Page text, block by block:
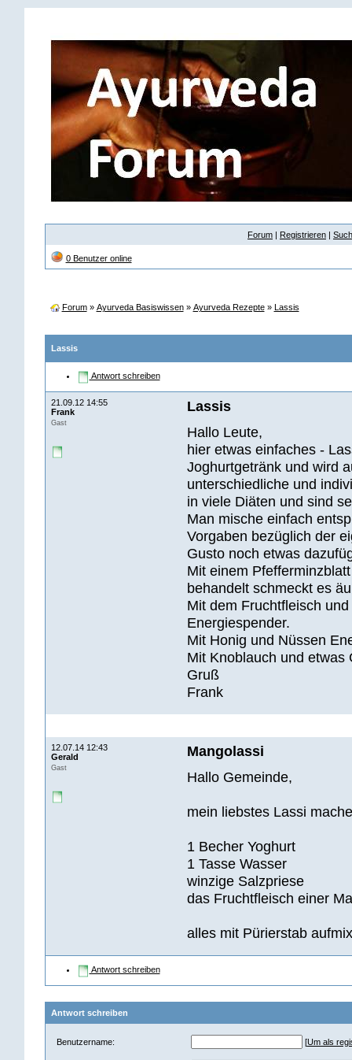
Forum | Registrieren |
0 Benutzer online
Forum» Ayurveda Basiswissen» Ayurveda Rezepte» Lassis
Lassis
Antwort schreiben
21.09.12 14:55
Frank
Gast
Lassis
Hallo Leute,
hier etwas einfaches -
Joghurtgetränk und wird
unterschiedliche und
in viele Diäten und sind
Man mische einfach
Vorgaben bezüglich der
Gusto noch etwas
Mit einem
behandelt schmeckt es
Mit dem Fruchtfleisch
Energiespender.
Mit Honig und Nüssen
Mit Knoblauch und etwas
Gruß
Frank
12.07.14 12:43
Gerald
Gast
Mangolassi
Hallo Gemeinde,
mein liebstes Lassi
1 Becher Yoghurt
1 Tasse Wasser
winzige Salzpriese
das Fruchtfleisch einer
alles mit Pürierstab
Antwort schreiben
Antwort schreiben
Benutzername: [Um als